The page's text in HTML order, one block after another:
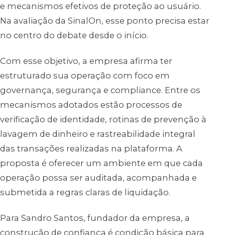
e mecanismos efetivos de proteção ao usuário.
Na avaliação da SinalOn, esse ponto precisa estar
no centro do debate desde o início.
Com esse objetivo, a empresa afirma ter
estruturado sua operação com foco em
governança, segurança e compliance. Entre os
mecanismos adotados estão processos de
verificação de identidade, rotinas de prevenção à
lavagem de dinheiro e rastreabilidade integral
das transações realizadas na plataforma. A
proposta é oferecer um ambiente em que cada
operação possa ser auditada, acompanhada e
submetida a regras claras de liquidação.
Para Sandro Santos, fundador da empresa, a
construção de confiança é condição básica para